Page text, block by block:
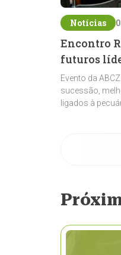
Notícias
Encontro
futuros
Evento da
sucessão,
ligados à